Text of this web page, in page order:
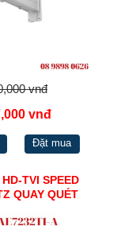
vnđ
vnđ
Đặt mua
TVI SPEED
QUAY QUÉT
2MP 7INCH DS-
A